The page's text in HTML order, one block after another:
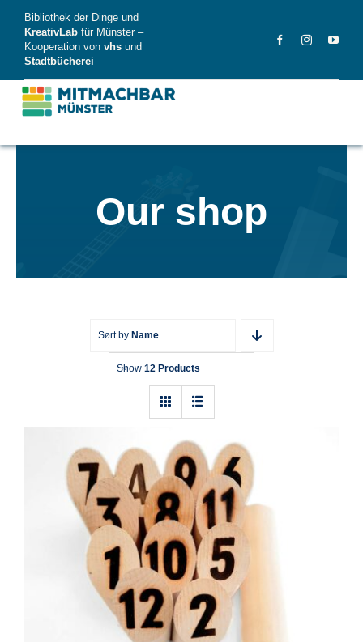
content
Bibliothek der Dinge und
KreativLab für Münster –
Kooperation von vhs und
Stadtbücherei
News
Our shop
Sort by Name
Show 12 Products
Wurfspiel Mölkky